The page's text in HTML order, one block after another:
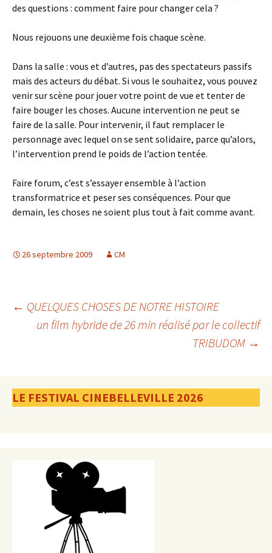
des questions : comment faire pour changer cela ?
Nous rejouons une deuxième fois chaque scène.
Dans la salle : vous et d’autres, pas des spectateurs passifs
mais des acteurs du débat. Si vous le souhaitez, vous pouvez
venir sur scène pour jouer votre point de vue et tenter de
faire bouger les choses. Aucune intervention ne peut se
faire de la salle. Pour intervenir, il faut remplacer le
personnage avec lequel on se sent solidaire, parce qu’alors,
l’intervention prend le poids de l’action tentée.
Faire forum, c’est s’essayer ensemble à l’action
transformatrice et peser ses conséquences. Pour que
demain, les choses ne soient plus tout à fait comme avant.
26 septembre 2009 CM
Navigation
articles
← QUELQUES CHOSES DE NOTRE HISTOIRE
un film hybride de 26 min réalisé par le collectif
TRIBUDOM →
LE FESTIVAL CINEBELLEVILLE 2026